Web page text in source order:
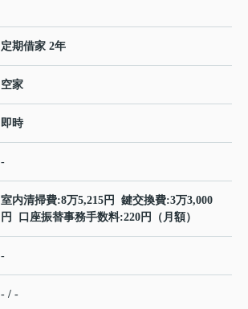
定期借家 2年
空家
即時
-
室内清掃費:8万5,215円 鍵交換費:3万3,000
円 口座振替事務手数料:220円（月額）
-
- / -